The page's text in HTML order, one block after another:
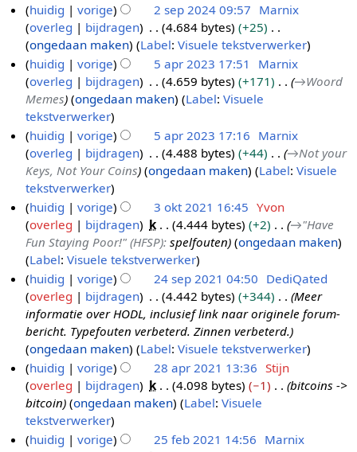
2
e
2
huidig vorige 2 sep 2024 09:57 Marnix
overleg
bijdragen 4.684 bytes
+25
G
e
e
n
b
e
w
e
r
k
i
n
g
s
s
a
m
e
n
v
a
t
t
i
ongedaan maken Label:Visuele tekstverwerker
3
huidig vorige 5 apr 2023 17:51
Marnix
overleg
bijdragen 4.659 bytes +171 →Woord
Memes
ongedaan maken Label:Visuele
tekstverwerker
huidig
vorige 5 apr 2023 17:16 Marnix
overleg
bijdragen 4.488 bytes +44 →Not your
Keys, Not Your Coins
ongedaan maken Label:Visuele
tekstverwerker
huidig vorige 3 okt 2021 16:45 Yvon
overleg
bijdragen k 4.444 bytes +2 →"Have
Fun Staying Poor!" (HFSP):spelfouten
ongedaan maken
Label:Visuele tekstverwerker
p
1
huidig vorige 24 sep 2021 04:50 DediQated
overleg
bijdragen 4.442 bytes +344
Meer
informatie over HODL, inclusief link naar originele forum-
bericht. Typefouten verbeterd. Zinnen verbeterd.
ongedaan maken
Label:Visuele tekstverwerker
p
huidig vorige 28 apr 2021 13:36 Stijn
overleg
bijdragen k 4.098 bytes −1
bitcoins ->
bitcoin
ongedaan maken Label:Visuele
tekstverwerker
huidig vorige 25 feb 2021 14:56 Marnix